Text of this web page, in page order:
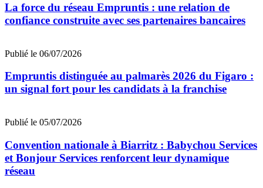
La force du réseau Empruntis : une relation de
confiance construite avec ses partenaires bancaires
Publié le 06/07/2026
Empruntis distinguée au palmarès 2026 du Figaro :
un signal fort pour les candidats à la franchise
Publié le 05/07/2026
Convention nationale à Biarritz : Babychou Services
et Bonjour Services renforcent leur dynamique
réseau